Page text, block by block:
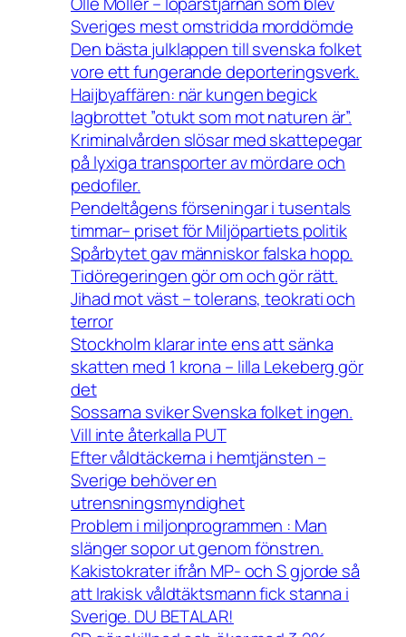
Sveriges mest omstridda morddömde
Den bästa julklappen till svenska folket
vore ett fungerande deporteringsverk.
Haijbyaffären: när kungen begick
lagbrottet ”otukt som mot naturen är”.
Kriminalvården slösar med skattepegar
på lyxiga transporter av mördare och
pedofiler.
Pendeltågens förseningar i tusentals
timmar– priset för Miljöpartiets politik
Spårbytet gav människor falska hopp.
Tidöregeringen gör om och gör rätt.
Jihad mot väst – tolerans, teokrati och
terror
Stockholm klarar inte ens att sänka
skatten med 1 krona – lilla Lekeberg gör
det
Sossarna sviker Svenska folket ingen.
Vill inte återkalla PUT
Efter våldtäckerna i hemtjänsten –
Sverige behöver en
utrensningsmyndighet
Problem i miljonprogrammen : Man
slänger sopor ut genom fönstren.
Kakistokrater ifrån MP- och S gjorde så
att Irakisk våldtäktsmann fick stanna i
Sverige. DU BETALAR!